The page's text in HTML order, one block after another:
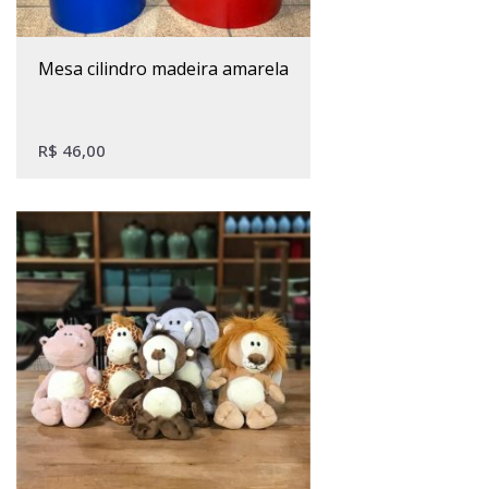
mesa cilindro madeira amarela
R$ 46,00